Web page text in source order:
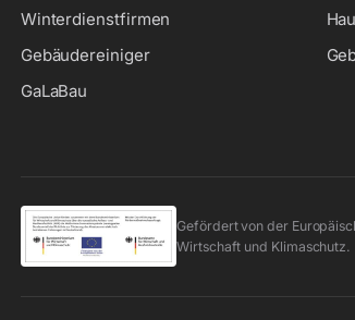
Winterdienstfirmen
Gebäudereiniger
GaLaBau
Gefördert von der
Wirtschaft und Klimaschutz.